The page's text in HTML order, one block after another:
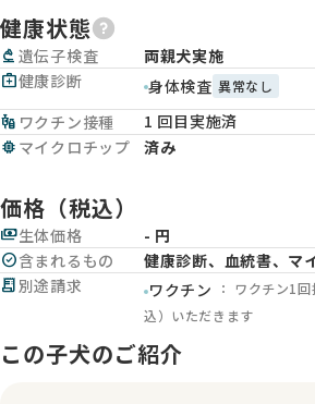
健康状態
biotech 遺伝子検査
両親犬実施
medical_services健康診断 身体検査 異常なし
vaccines ワクチン接種
1 回目実施済
memory マイクロチップ 済み
価格（税込）
payments生体価格
- 円
check_circle含まれるもの
健康診断、血統書、マ
receipt_long 別途請求 ワクチン
： ワクチン1
込）いただきます
この子犬のご紹介